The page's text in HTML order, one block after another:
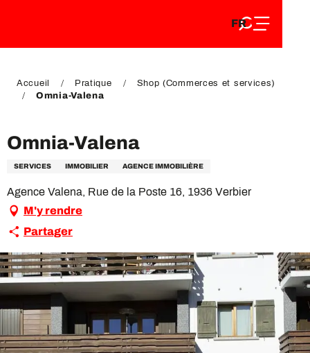
DE
FR
EN
Accueil Pratique
Shop (Commerces et services)
Omnia-Valena
Omnia-Valena
SERVICES IMMOBILIER AGENCE IMMOBILIÈRE
Agence Valena, Rue de la Poste 16, 1936 Verbier
M'y rendre
Partager